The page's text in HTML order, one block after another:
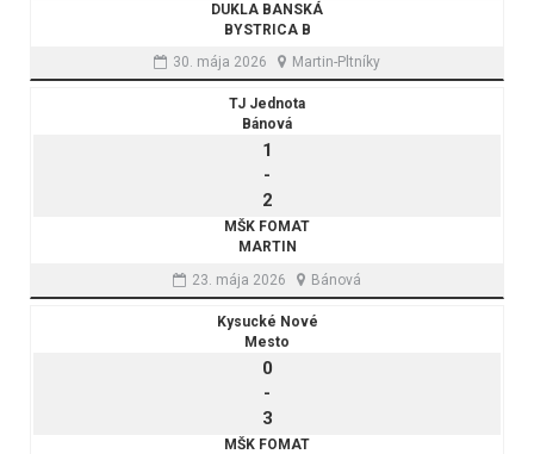
DUKLA BANSKÁ
BYSTRICA B
30. mája 2026
Martin-Pltníky
TJ Jednota
Bánová
1
-
2
MŠK FOMAT
MARTIN
23. mája 2026
Bánová
Kysucké Nové
Mesto
0
-
3
MŠK FOMAT